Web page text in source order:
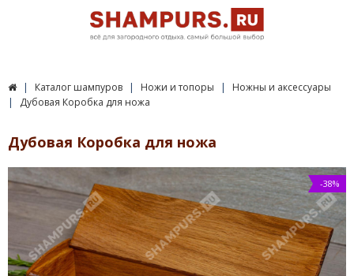
Каталог шампуров Ножи и топоры
Ножны и аксессуары
Дубовая Коробка для ножа
Дубовая Коробка для ножа
-38%